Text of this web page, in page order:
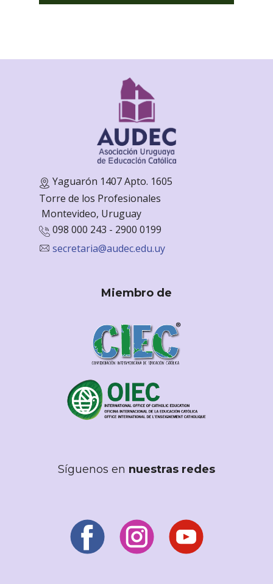
Yaguarón 1407 Apto. 1605
Torre de los Profesionales
Montevideo, Uruguay
098 000 243 - 2900 0199
secretaria@audec.edu.uy
Miembro de
Síguenos en nuestras redes